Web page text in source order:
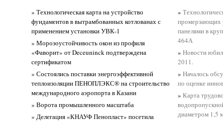
» Технологическая карта на устройство
фундаментов в вытрамбованных котлованах с
применением установки УВК-1
» Морозоустойчивость окон из профиля
«Фаворит» от Deceuninck подтверждена
сертификатом
» Состоялись поставки энергоэффективной
теплоизоляции ПЕНОПЛЭКС® на строительство
международного аэропорта в Казани
» Ворота промышленного масштаба
» Делегация «КНАУФ Пенопласт» посетила
»
промерзающих
панелями в
464А
»Новости
2011.
»Началось
по оценке
»Карта
диаметром 1,5